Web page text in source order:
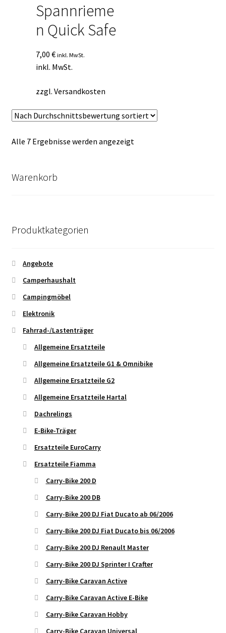
Spannrieme
n Quick Safe
7,00 € inkl. MwSt.
inkl. MwSt.
zzgl. Versandkosten
Alle 7 Ergebnisse werden angezeigtNach
Warenkorb
Produktkategorien
Angebote
Camperhaushalt
Campingmöbel
Elektronik
Fahrrad-/Lastenträger
Allgemeine Ersatzteile
Allgemeine Ersatzteile G1 & Omnibike
Allgemeine Ersatzteile G2
Allgemeine Ersatzteile Hartal
Dachrelings
E-Bike-Träger
Ersatzteile EuroCarry
Ersatzteile Fiamma
Carry-Bike 200 D
Carry-Bike 200 DB
Carry-Bike 200 DJ Fiat Ducato ab 06/2006
Carry-Bike 200 DJ Fiat Ducato bis 06/2006
Carry-Bike 200 DJ Renault Master
Carry-Bike 200 DJ Sprinter I Crafter
Carry-Bike Caravan Active
Carry-Bike Caravan Active E-Bike
Carry-Bike Caravan Hobby
Carry-Bike Caravan Universal